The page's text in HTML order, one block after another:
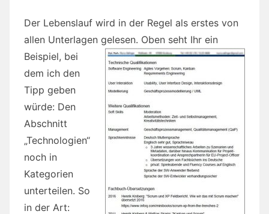
Der Lebenslauf wird in der Regel als erstes von
allen Unterlagen gelesen. Oben seht Ihr ein
Beispiel, bei
dem ich den
Tipp geben
würde: Den
Abschnitt
„Technologien“
noch in
Kategorien
unterteilen. So
in der Art: